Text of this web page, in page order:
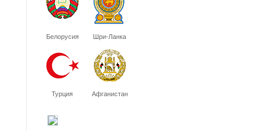
Белорусия Шри-Ланка
Турция Афганистан